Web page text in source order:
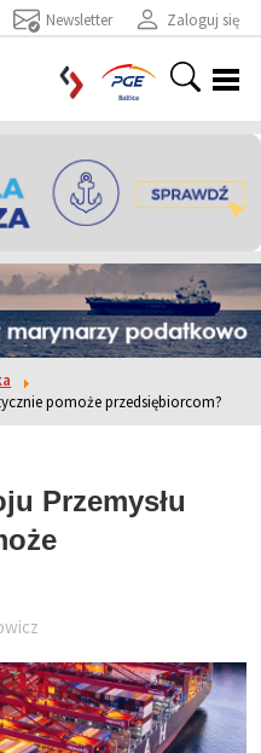
Zaloguj się
Newsletter
pomoże przedsiębiorcom?
Przemysłu